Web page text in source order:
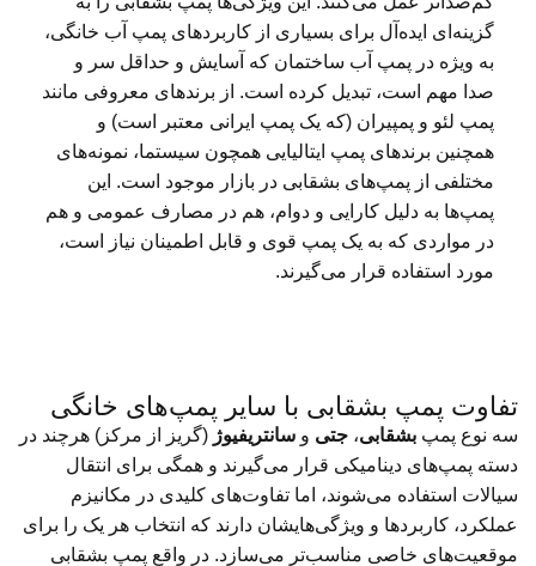
گزینه‌ای ایده‌آل برای بسیاری از کاربردهای پمپ آب خانگی،
به ویژه در پمپ آب ساختمان که آسایش و حداقل سر و
صدا مهم است، تبدیل کرده است. از برندهای معروفی مانند
پمپ لئو و پمپیران (که یک پمپ ایرانی معتبر است) و
همچنین برندهای پمپ ایتالیایی همچون سیستما، نمونه‌های
مختلفی از پمپ‌های بشقابی در بازار موجود است. این
پمپ‌ها به دلیل کارایی و دوام، هم در مصارف عمومی و هم
در مواردی که به یک پمپ قوی و قابل اطمینان نیاز است،
مورد استفاده قرار می‌گیرند.
تفاوت پمپ بشقابی با سایر پمپ‌های خانگی
سه نوع پمپ بشقابی، جتی و سانتریفیوژ (گریز از مرکز) هرچند در
دسته پمپ‌های دینامیکی قرار می‌گیرند و همگی برای انتقال
سیالات استفاده می‌شوند، اما تفاوت‌های کلیدی در مکانیزم
عملکرد، کاربردها و ویژگی‌هایشان دارند که انتخاب هر یک را برای
موقعیت‌های خاصی مناسب‌تر می‌سازد. در واقع پمپ بشقابی